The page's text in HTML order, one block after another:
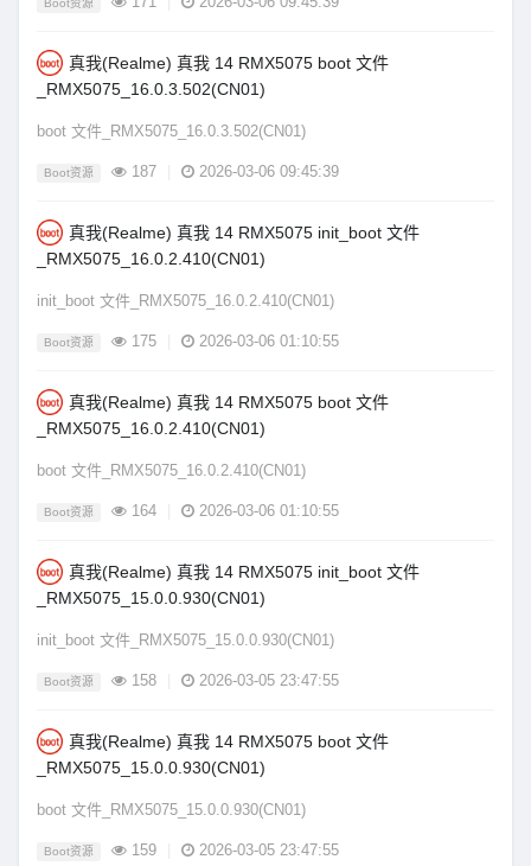
Boot资源
真我(Realme) 真我 14 RMX5075 boot 文件
_RMX5075_16.0.3.502(CN01)
boot 文件_RMX5075_16.0.3.502(CN01)
Boot资源 187 2026-03-06 09:45:39
真我(Realme) 真我 14 RMX5075 init_boot 文件
_RMX5075_16.0.2.410(CN01)
init_boot 文件_RMX5075_16.0.2.410(CN01)
Boot资源 175 2026-03-06 01:10:55
真我(Realme) 真我 14 RMX5075 boot 文件
_RMX5075_16.0.2.410(CN01)
boot 文件_RMX5075_16.0.2.410(CN01)
Boot资源 164 2026-03-06 01:10:55
真我(Realme) 真我 14 RMX5075 init_boot 文件
_RMX5075_15.0.0.930(CN01)
init_boot 文件_RMX5075_15.0.0.930(CN01)
Boot资源 158 2026-03-05 23:47:55
真我(Realme) 真我 14 RMX5075 boot 文件
_RMX5075_15.0.0.930(CN01)
boot 文件_RMX5075_15.0.0.930(CN01)
Boot资源 159 2026-03-05 23:47:55